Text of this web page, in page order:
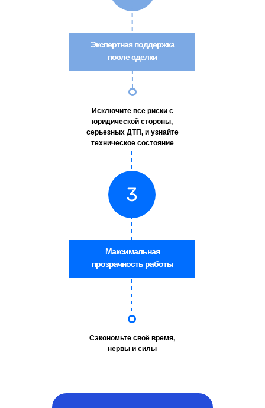
Экспертная поддержка
после сделки
Исключите все риски с
юридической стороны,
серьезных ДТП, и узнайте
техническое состояние
Максимальная
прозрачность работы
Сэкономьте своё время,
нервы и силы